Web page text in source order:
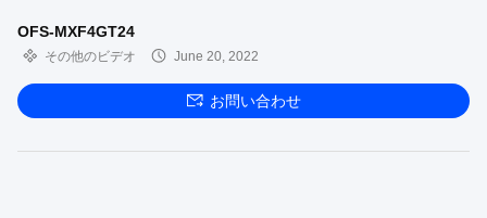
OFS-MXF4GT24
その他のビデオ June 20, 2022
お問い合わせ